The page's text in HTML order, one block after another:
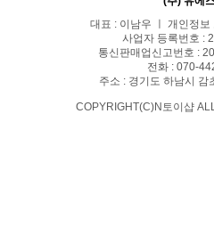
대표 : 이남우 ㅣ 개인정보
사업자 등록번호 :
통신판매업신고번호 :
전화 : 070-
주소 : 경기도 하남시
COPYRIGHT(C)N토이샵